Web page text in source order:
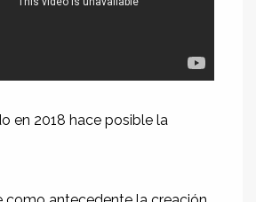
en 2018 hace posible la